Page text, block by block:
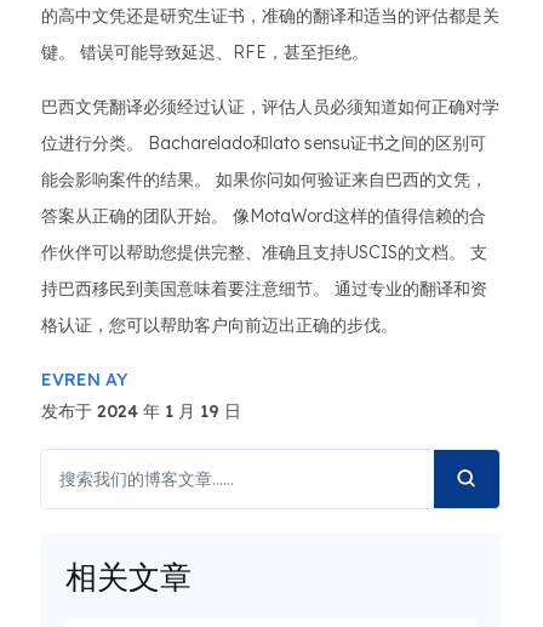
的高中文凭还是研究生证书，准确的翻译和适当的评估都是关
键。 错误可能导致延迟、RFE，甚至拒绝。
巴西文凭翻译必须经过认证，评估人员必须知道如何正确对学
位进行分类。 Bacharelado和lato sensu证书之间的区别可
能会影响案件的结果。 如果你问如何验证来自巴西的文凭，
答案从正确的团队开始。 像MotaWord这样的值得信赖的合
作伙伴可以帮助您提供完整、准确且支持USCIS的文档。 支
持巴西移民到美国意味着要注意细节。 通过专业的翻译和资
格认证，您可以帮助客户向前迈出正确的步伐。
EVREN AY
发布于 2024 年 1 月 19 日
相关文章